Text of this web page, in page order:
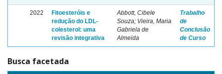
2022
Fitoesteróis e
redução do LDL-
colesterol: uma
revisão integrativa
Abbott, Cibele
Souza; Vieira, Maria
Gabriela de
Almeida
Trabalho
de
Conclusão
de Curso
Busca facetada